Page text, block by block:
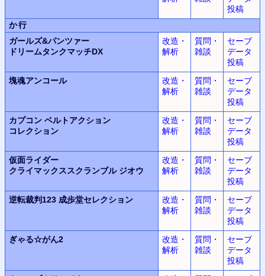
投稿
か行
ガールズ&パンツァー
ドリームタンクマッチDX
改造・
解析
質問・
雑談
セーブ
データ
投稿
塊魂アンコール
改造・
解析
質問・
雑談
セーブ
データ
投稿
カプコン ベルトアクション
コレクション
改造・
解析
質問・
雑談
セーブ
データ
投稿
仮面ライダー
クライマックススクランブル ジオウ
改造・
解析
質問・
雑談
セーブ
データ
投稿
逆転裁判123 成歩堂セレクション
改造・
解析
質問・
雑談
セーブ
データ
投稿
ぎゃる☆がん2
改造・
解析
質問・
雑談
セーブ
データ
投稿